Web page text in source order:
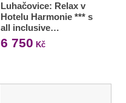
Luhačovice: Relax v
Hotelu Harmonie *** s
all inclusive…
6 750 Kč